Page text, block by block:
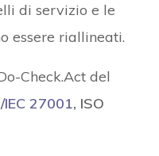
di servizio e le
essere riallineati.
Check.Act del
IEC 27001, ISO